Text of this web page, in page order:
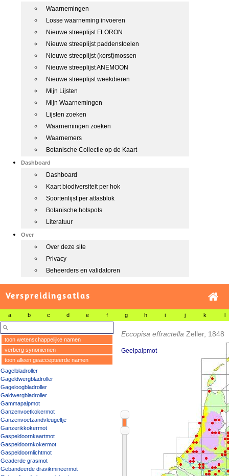
Waarnemingen
Losse waarneming invoeren
Nieuwe streeplijst FLORON
Nieuwe streeplijst paddenstoelen
Nieuwe streeplijst (korst)mossen
Nieuwe streeplijst ANEMOON
Nieuwe streeplijst weekdieren
Mijn Lijsten
Mijn Waarnemingen
Lijsten zoeken
Waarnemingen zoeken
Waarnemers
Botanische Collectie op de Kaart
Dashboard
Dashboard
Kaart biodiversiteit per hok
Soortenlijst per atlasblok
Botanische hotspots
Literatuur
Over
Over deze site
Privacy
Beheerders en validatoren
Verspreidingsatlas
a b c d e f g h i j k l
toon wetenschappelijke namen
verberg synoniemen
toon alleen geaccepteerde namen
Gagelbladroller
Gageldwergbladroller
Gageloogbladroller
Galdwergbladroller
Gammapalpmot
Ganzenvoetkokermot
Ganzenvoetzandvleugeltje
Ganzerikkokermot
Gaspeldoornkaartmot
Gaspeldoornkokermot
Gaspeldoornlichtmot
Geaderde grasmot
Gebandeerde dravikmineermot
Eccopisa effractella Zeller, 1848
Geelpalpmot